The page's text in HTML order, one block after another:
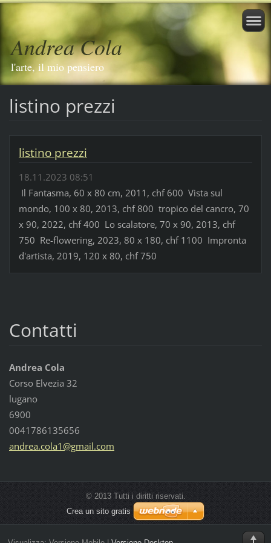
Andrea Cola
l'arte, il mio pensiero
listino prezzi
listino prezzi
18.11.2023 08:51
Il Fantasma, 60 x 80 cm, 2011, chf 600 Vista sul
mondo, 100 x 80, 2013, chf 800 tropico del cancro, 70
x 90, 2022, chf 400 Lo scalatore, 70 x 90, 2013, chf
750 Re-flowering, 2023, 80 x 180, chf 1100 Impronta
d'artista, 2019, 120 x 80, chf 750
Contatti
Andrea Cola
Corso Elvezia 32
lugano
6900
0041786135656
andrea.cola1@gmail.com
© 2013 Tutti i diritti riservati.
Crea un sito gratis